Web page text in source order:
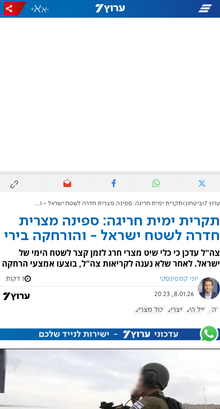
-
+
ערוץ 7 ביטחון תקרית ימית חריגה: ספינה מצרית חדרה לשטח ישראל - והורחקה בירי
תקרית ימית חריגה: ספינה מצרית
חדרה לשטח ישראל - והורחקה בירי
צה"ל עדכן כי כלי שיט מצרי חרג לזמן קצר לשטח הימי של
ישראל. לאחר שלא נענה לקריאות צה"ל, בוצעו אמצעי הרחקה
יוני קמפינסקי 1 דקות
8.01.26, 20:23
צה"ל חיל הים מצרים גבול מצרים